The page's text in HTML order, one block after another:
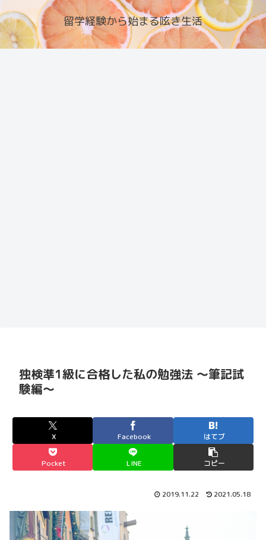
留学経験から始まる呟き生活
独検準1級に合格した私の勉強法 ～筆記試
験編～
X Facebook はてブ
Pocket LINE コピー
2019.11.22 2021.05.18